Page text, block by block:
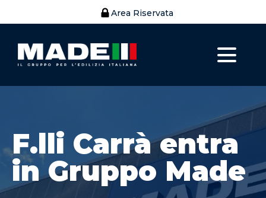
Area Riservata
F.lli Carrà entra
in Gruppo Made